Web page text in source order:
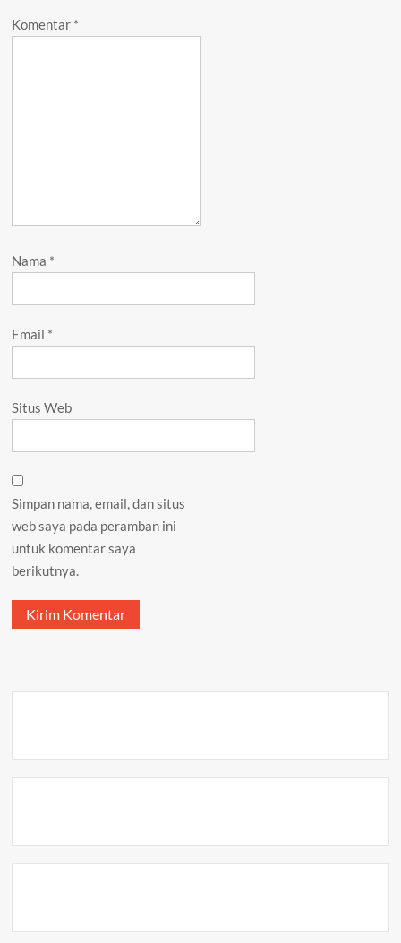
Komentar *
Nama *
Email *
Situs Web
Simpan nama, email, dan situs
web saya pada peramban ini
untuk komentar saya
berikutnya.